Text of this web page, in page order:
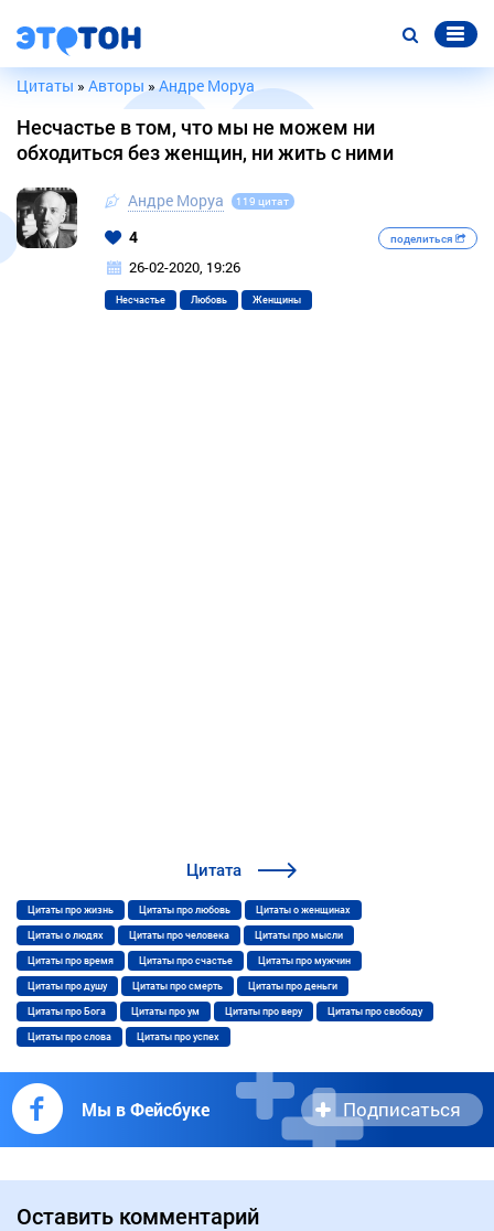
Цитаты » Авторы »Андре Моруа
Несчастье в том, что мы не можем ни
обходиться без женщин, ни жить с ними
Андре Моруа 119 цитат
4 поделиться
26-02-2020, 19:26
Несчастье Любовь Женщины
Цитата
Цитаты про жизнь Цитаты про любовь Цитаты о женщинах
Цитаты о людях Цитаты про человека Цитаты про мысли
Цитаты про время Цитаты про счастье Цитаты про мужчин
Цитаты про душу Цитаты про смерть Цитаты про деньги
Цитаты про Бога Цитаты про ум Цитаты про веру Цитаты про свободу
Цитаты про слова Цитаты про успех
Мы в Фейсбуке Подписаться
Оставить комментарий